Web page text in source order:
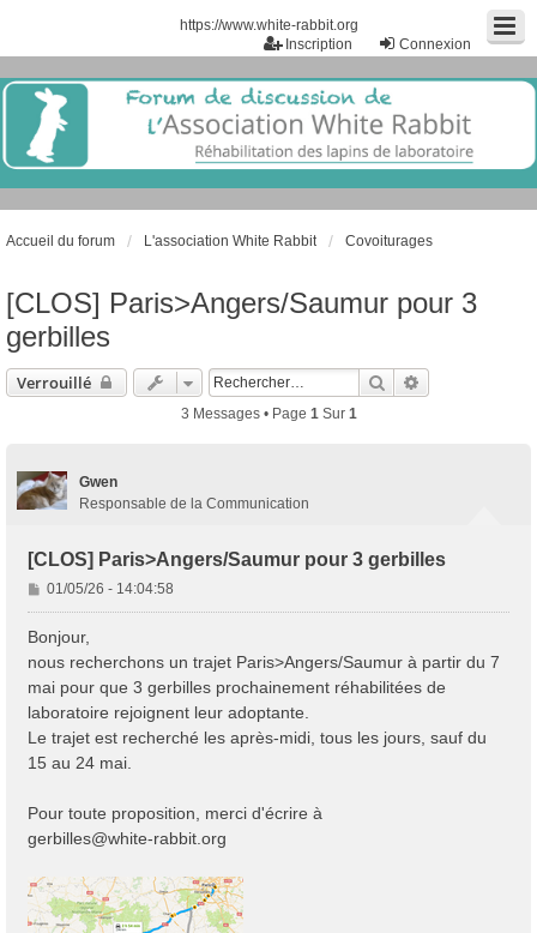
https://www.white-rabbit.org
Connexion
Inscription
Accueil du forum L'association White Rabbit Covoiturages
[CLOS] Paris>Angers/Saumur pour 3
gerbilles
Verrouillé Rechercher
3 Messages • Page 1 Sur 1
Gwen
Responsable de la Communication
[CLOS] Paris>Angers/Saumur pour 3 gerbilles
M
e
a
g
e
01/05/26 - 14:04:58
Bonjour,
nous recherchons un trajet Paris>Angers/Saumur à partir du 7
mai pour que 3 gerbilles prochainement réhabilitées de
laboratoire rejoignent leur adoptante.
Le trajet est recherché les après-midi, tous les jours, sauf du
15 au 24 mai.
Pour toute proposition, merci d'écrire à
gerbilles@white-rabbit.org